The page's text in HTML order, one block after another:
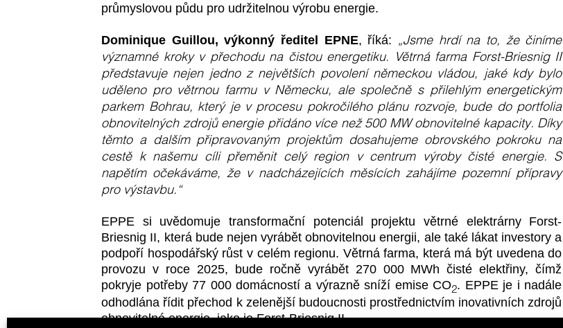
průmyslovou půdu pro udržitelnou výrobu energie.
Dominique Guillou, výkonný ředitel EPNE, říká: „Jsme hrdí na to, že činíme
významné kroky v přechodu na čistou energetiku. Větrná farma Forst-Briesnig II
představuje nejen jedno z největších povolení německou vládou, jaké kdy bylo
uděleno pro větrnou farmu v Německu, ale společně s přilehlým energetickým
parkem Bohrau, který je v procesu pokročilého plánu rozvoje, bude do portfolia
obnovitelných zdrojů energie přidáno více než 500 MW obnovitelné kapacity. Díky
těmto a dalším připravovaným projektům dosahujeme obrovského pokroku na
cestě k našemu cíli přeměnit celý region v centrum výroby čisté energie. S
napětím očekáváme, že v nadcházejících měsících zahájíme pozemní přípravy
pro výstavbu.“
EPPE si uvědomuje transformační potenciál projektu větrné elektrárny Forst-
Briesnig II, která bude nejen vyrábět obnovitelnou energii, ale také lákat investory a
podpoří hospodářský růst v celém regionu. Větrná farma, která má být uvedena do
provozu v roce 2025, bude ročně vyrábět 270 000 MWh čisté elektřiny, čímž
pokryje potřeby 77 000 domácností a výrazně sníží emise CO2. EPPE je i nadále
odhodlána řídit přechod k zelenější budoucnosti prostřednictvím inovativních zdrojů
obnovitelné energie, jako je Forst-Briesnig II.